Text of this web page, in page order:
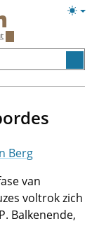
Berg
van
voltrok zich
Balkenende,